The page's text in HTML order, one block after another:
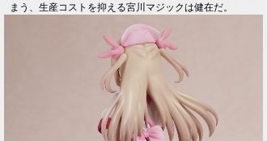
まう、生産コストを抑える宮川マジックは健在だ。